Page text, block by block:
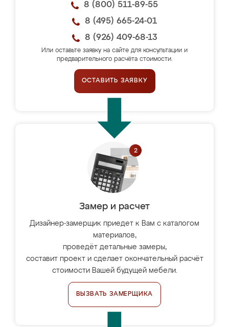
8 (800) 511-89-55
8 (495) 665-24-01
8 (926) 409-68-13
Или оставьте заявку на сайте для консультации и
предварительного расчёта стоимости.
ОСТАВИТЬ ЗАЯВКУ
Замер и расчет
Дизайнер-замерщик приедет к Вам с каталогом
материалов,
проведёт детальные замеры,
составит проект и сделает окончательный расчёт
стоимости Вашей будущей мебели.
ВЫЗВАТЬ ЗАМЕРЩИКА